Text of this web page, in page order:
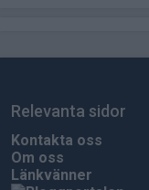
Relevanta sidor
Kontakta oss
Om oss
Länkvänner